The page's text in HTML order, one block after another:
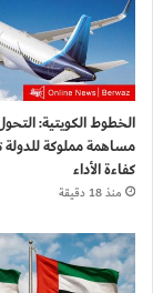
الخطوط الكويتية:
مساهمة مملوكة
كفاءة الأداء
منذ 18 دقيقة